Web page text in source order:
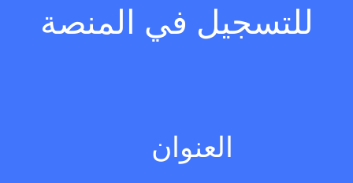
للتسجيل في المنصة
العنوان